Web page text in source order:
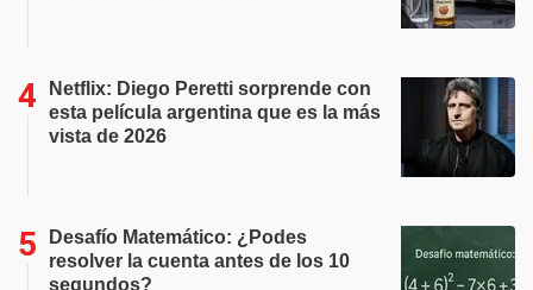
Netflix: Diego Peretti sorprende con
esta película argentina que es la más
vista de 2026
Desafío Matemático: ¿Podes
resolver la cuenta antes de los 10
segundos?